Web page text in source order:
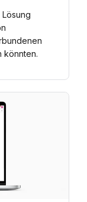
könnten.